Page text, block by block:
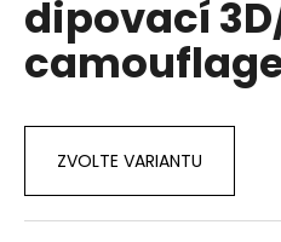
dipovací
ZVOLTE VARIANTU
a
j
t